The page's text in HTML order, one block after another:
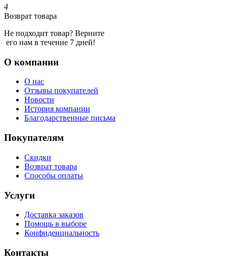
4
Возврат товара
Не подходит товар? Верните
его нам в течение 7 дней!
О компании
О нас
Отзывы покупателей
Новости
История компании
Благодарственные письма
Покупателям
Скидки
Возврат товара
Способы оплаты
Услуги
Доставка заказов
Помощь в выборе
Конфиденциальность
Контакты